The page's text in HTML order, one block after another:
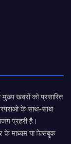
खबरों को प्रसारित
के साथ-साथ
प्रहरी है।
के माध्यम या फेसबुक